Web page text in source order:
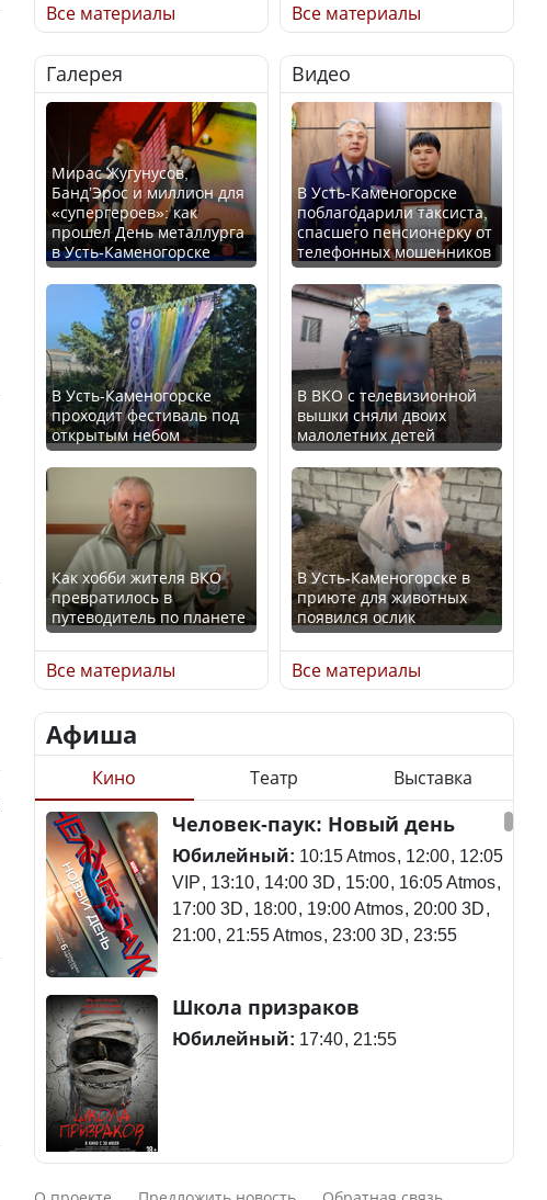
Как легко найти свой
участок для голосования?
Минтруда назвало
отрасли с самыми
высокими зарплатными
предложениями
Искусственный интеллект
официально включили в
школьную программу
Казахстана
В Казахстане стало
проще получить
направления на
медицинские
обследования
Қазақстан Орталық Азия
елдері арасында әл-ауқат
индексінде көш бастады
Казахстан возглавил
рейтинг благополучия
среди стран Центральной
Азии
Все материалы
В РФ вынесен заочный
приговор по уголовному
делу об убийстве Игоря
Талькова
В России введены
дополнительные
ограничения для
казахстанских прав
Трамп официально
вступил в должность
президента США
Луну признали объектом
культурного наследия,
находящегося под
угрозой исчезновения
Станет ли
метапневмовирус
эпидемией, рассказали в
ВОЗ
потерпел крушение в
Южной Корее, погибли
120 человек
Все материалы
Галерея
Мирас Жугунусов,
Банд’Эрос и миллион для
«супергероев»: как
прошел День металлурга
в Усть-Каменогорске
В Усть-Каменогорске
проходит фестиваль под
открытым небом
Как хобби жителя ВКО
превратилось в
путеводитель по планете
Все материалы
Видео
В Усть-Каменогорске
поблагодарили таксиста,
спасшего пенсионерку от
телефонных мошенников
В ВКО с телевизионной
вышки сняли двоих
малолетних детей
В Усть-Каменогорске в
приюте для животных
появился ослик
Все материалы
Афиша
Кино Театр Выставка
Человек-паук: Новый день
Юбилейный: 10:15 Atmos 12:00 12:05
VIP 13:10 14:00 3D 15:00 16:05 Atmos
17:00 3D 18:00 19:00 Atmos 20:00 3D
21:00 21:55 Atmos 23:00 3D 23:55
Школа призраков
Юбилейный: 17:40 21:55
Смешарики сквозь вселенные